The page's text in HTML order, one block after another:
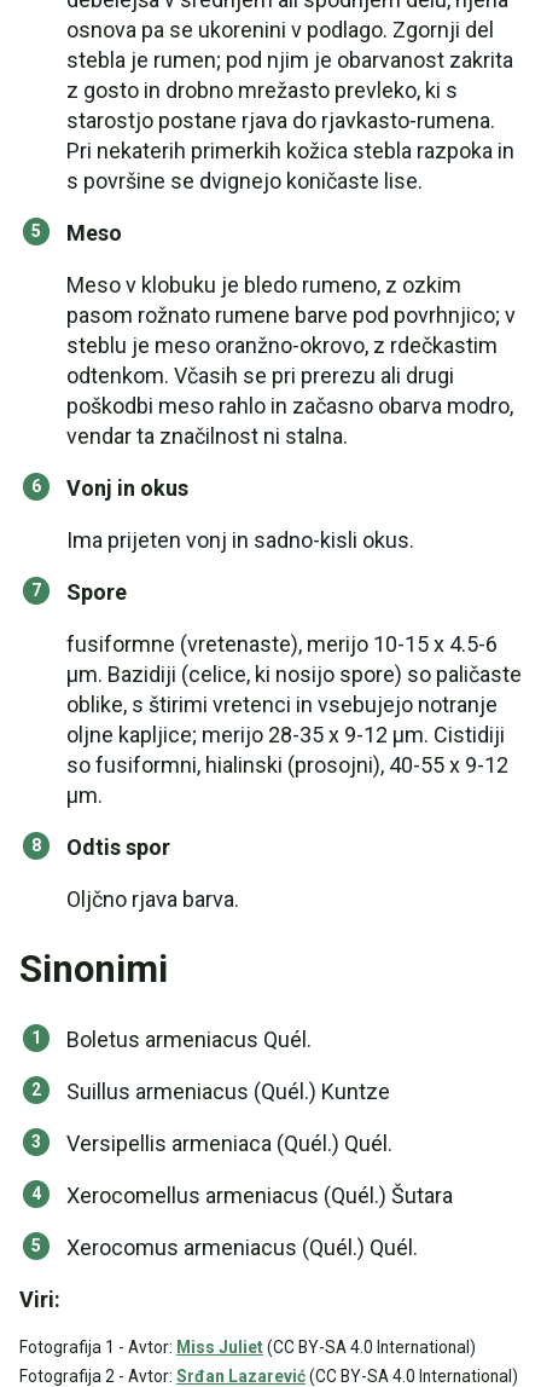
osnova pa se ukorenini v podlago. Zgornji del
stebla je rumen; pod njim je obarvanost zakrita
z gosto in drobno mrežasto prevleko, ki s
starostjo postane rjava do rjavkasto-rumena.
Pri nekaterih primerkih kožica stebla razpoka in
s površine se dvignejo koničaste lise.
Meso
Meso v klobuku je bledo rumeno, z ozkim
pasom rožnato rumene barve pod povrhnjico; v
steblu je meso oranžno-okrovo, z rdečkastim
odtenkom. Včasih se pri prerezu ali drugi
poškodbi meso rahlo in začasno obarva modro,
vendar ta značilnost ni stalna.
Vonj in okus
Ima prijeten vonj in sadno-kisli okus.
Spore
fusiformne (vretenaste), merijo 10-15 x 4.5-6
µm. Bazidiji (celice, ki nosijo spore) so paličaste
oblike, s štirimi vretenci in vsebujejo notranje
oljne kapljice; merijo 28-35 x 9-12 µm. Cistidiji
so fusiformni, hialinski (prosojni), 40-55 x 9-12
µm.
Odtis spor
Oljčno rjava barva.
Sinonimi
Boletus armeniacus Quél.
Suillus armeniacus (Quél.) Kuntze
Versipellis armeniaca (Quél.) Quél.
Xerocomellus armeniacus (Quél.) Šutara
Xerocomus armeniacus (Quél.) Quél.
Viri:
Fotografija 1 - Avtor: Miss Juliet(CC BY-SA 4.0 International)
Fotografija 2 - Avtor: Srđan Lazarević(CC BY-SA 4.0 International)